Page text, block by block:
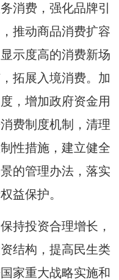
消费，强化品牌引
推动商品消费扩容
示度高的消费新场
拓展入境消费。加
，增加政府资金用
费制度机制，清理
性措施，建立健全
的管理办法，落实
益保护。
投资合理增长，
结构，提高民生类
家重大战略实施和